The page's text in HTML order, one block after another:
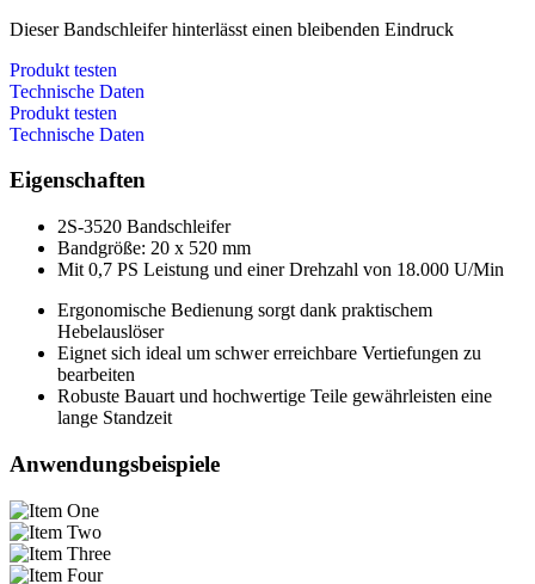
Dieser Bandschleifer hinterlässt einen bleibenden Eindruck
Produkt testen
Technische Daten
Produkt testen
Technische Daten
Eigenschaften
2S-3520 Bandschleifer
Bandgröße: 20 x 520 mm
Mit 0,7 PS Leistung und einer Drehzahl von 18.000 U/Min
Ergonomische Bedienung sorgt dank praktischem
Hebelauslöser
Eignet sich ideal um schwer erreichbare Vertiefungen zu
bearbeiten
Robuste Bauart und hochwertige Teile gewährleisten eine
lange Standzeit
Anwendungsbeispiele